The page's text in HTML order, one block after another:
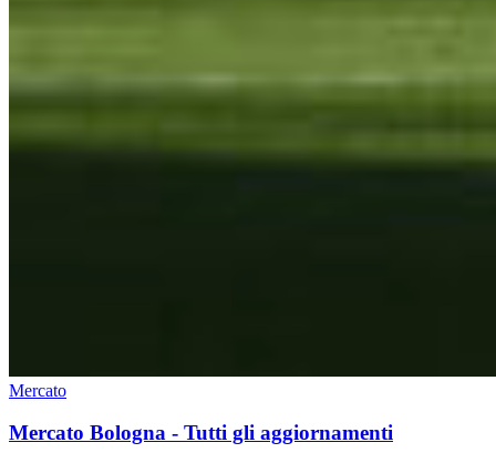
Mercato
Mercato Bologna - Tutti gli aggiornamenti